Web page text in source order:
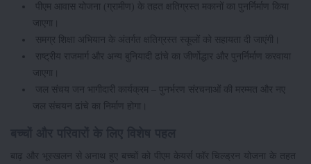
पीएम आवास योजना (ग्रामीण) के तहत क्षतिग्रस्त मकानों का पुनर्निर्माण किया
जाएगा।
समग्र शिक्षा अभियान के अंतर्गत क्षतिग्रस्त स्कूलों को सहायता दी जाएंगी।
राष्ट्रीय राजमार्ग और अन्य बुनियादी ढांचे का जीर्णोद्धार और पुनर्निर्माण करवाया
जाएगा।
जल संचय जन भागीदारी कार्यक्रम – पुनर्भरण संरचनाओं की मरम्मत और नए
जल संचयन ढांचे का निर्माण होगा।
बाढ़ और भूस्खलन से अनाथ हुए बच्चों को पीएम केयर्स फॉर चिल्ड्रन योजना के तहत